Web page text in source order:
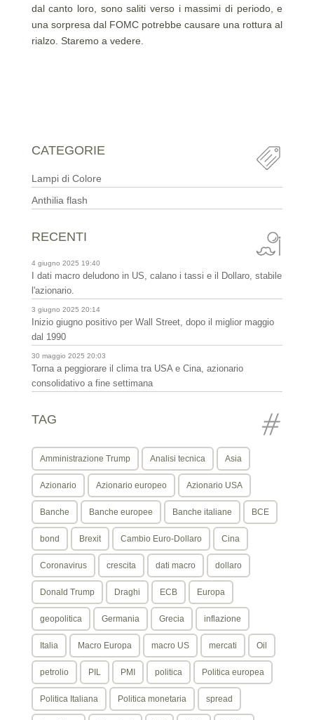
dal canto loro, sono saliti verso i massimi di periodo, e
una sorpresa dal FOMC potrebbe causare una rottura al
rialzo. Staremo a vedere.
CATEGORIE
Lampi di Colore
Anthilia flash
RECENTI
4 giugno 2025 19:40
I dati macro deludono in US, calano i tassi e il Dollaro, stabile
l'azionario.
3 giugno 2025 20:14
Inizio giugno positivo per Wall Street, dopo il miglior maggio
dal 1990
30 maggio 2025 20:03
Torna a peggiorare il clima tra USA e Cina, azionario
consolidativo a fine settimana
TAG
Amministrazione Trump Analisi tecnica Asia
Azionario Azionario europeo Azionario USA
Banche Banche europee Banche italiane BCE
bond Brexit Cambio Euro-Dollaro Cina
Coronavirus crescita dati macro dollaro
Donald Trump Draghi ECB Europa
geopolitica Germania Grecia inflazione
Italia Macro Europa macro US mercati Oil
petrolio PIL PMI politica Politica europea
Politica Italiana Politica monetaria spread